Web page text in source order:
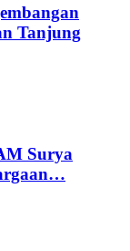
Tanjung
Surya